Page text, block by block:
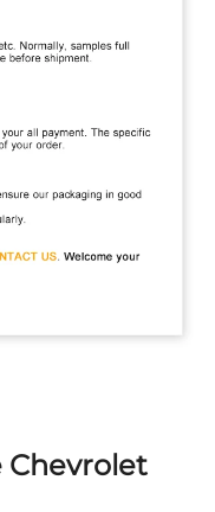
Chevrolet